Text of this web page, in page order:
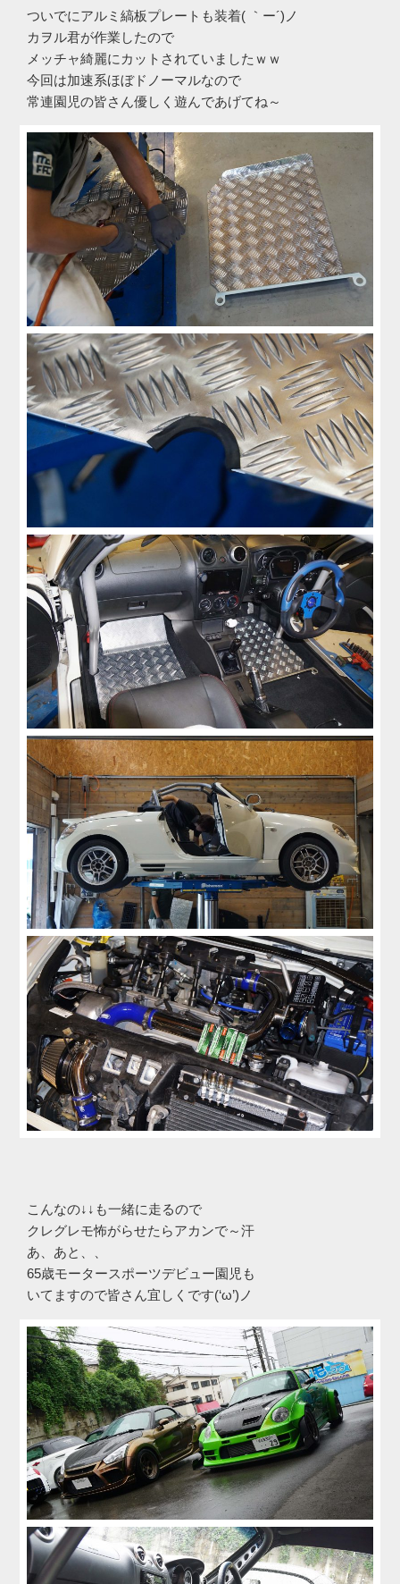
ついでにアルミ縞板プレートも装着( ｀ー´)ノ
カヲル君が作業したので
メッチャ綺麗にカットされていましたｗｗ
今回は加速系ほぼドノーマルなので
常連園児の皆さん優しく遊んであげてね～
こんなの↓↓も一緒に走るので
クレグレモ怖がらせたらアカンで～汗
あ、あと、、
65歳モータースポーツデビュー園児も
いてますので皆さん宜しくです(‘ω’)ノ